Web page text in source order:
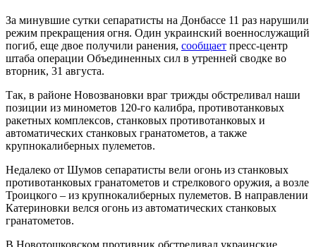
За минувшие сутки сепаратисты на Донбассе 11 раз нарушили
режим прекращения огня. Один украинский военнослужащий
погиб, еще двое получили ранения, сообщает пресс-центр
штаба операции Объединенных сил в утренней сводке во
вторник, 31 августа.
Так, в районе Новозвановки враг трижды обстреливал наши
позиции из минометов 120-го калибра, противотанковых
ракетных комплексов, станковых противотанковых и
автоматических станковых гранатометов, а также
крупнокалиберных пулеметов.
Недалеко от Шумов сепаратисты вели огонь из станковых
противотанковых гранатометов и стрелкового оружия, а возле
Троицкого – из крупнокалиберных пулеметов. В направлении
Катериновки велся огонь из автоматических станковых
гранатометов.
В Новотошковском противник обстреливал украинские